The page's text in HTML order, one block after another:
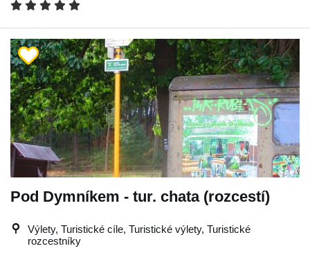
Pod Dymníkem - tur. chata (rozcestí)
Výlety, Turistické cíle, Turistické výlety, Turistické
rozcestníky